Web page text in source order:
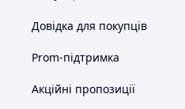
Довідка для покупців
Prom-підтримка
Акційні пропозиції